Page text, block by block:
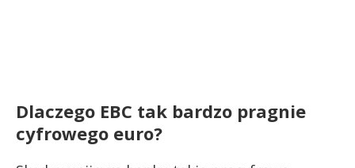
Dlaczego EBC tak bardzo pragnie
cyfrowego euro?